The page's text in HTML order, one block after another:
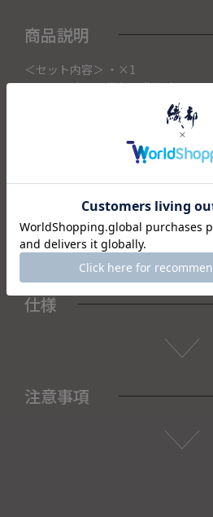
商品説明
＜セット内容＞ ・×1
こちらの商品は織部下北沢店にて
ご注文いただいたタイミングによ
切れた場合は、キャンセルさせて頂
また織部下北沢店からの出荷にな
予めご了承くださいませ。
仕様
注意事項